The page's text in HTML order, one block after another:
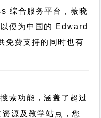
综合服务平台，薇晓
便为中国的 Edward
免费支持的同时也有
索功能，涵盖了超过
源及教学站点，您